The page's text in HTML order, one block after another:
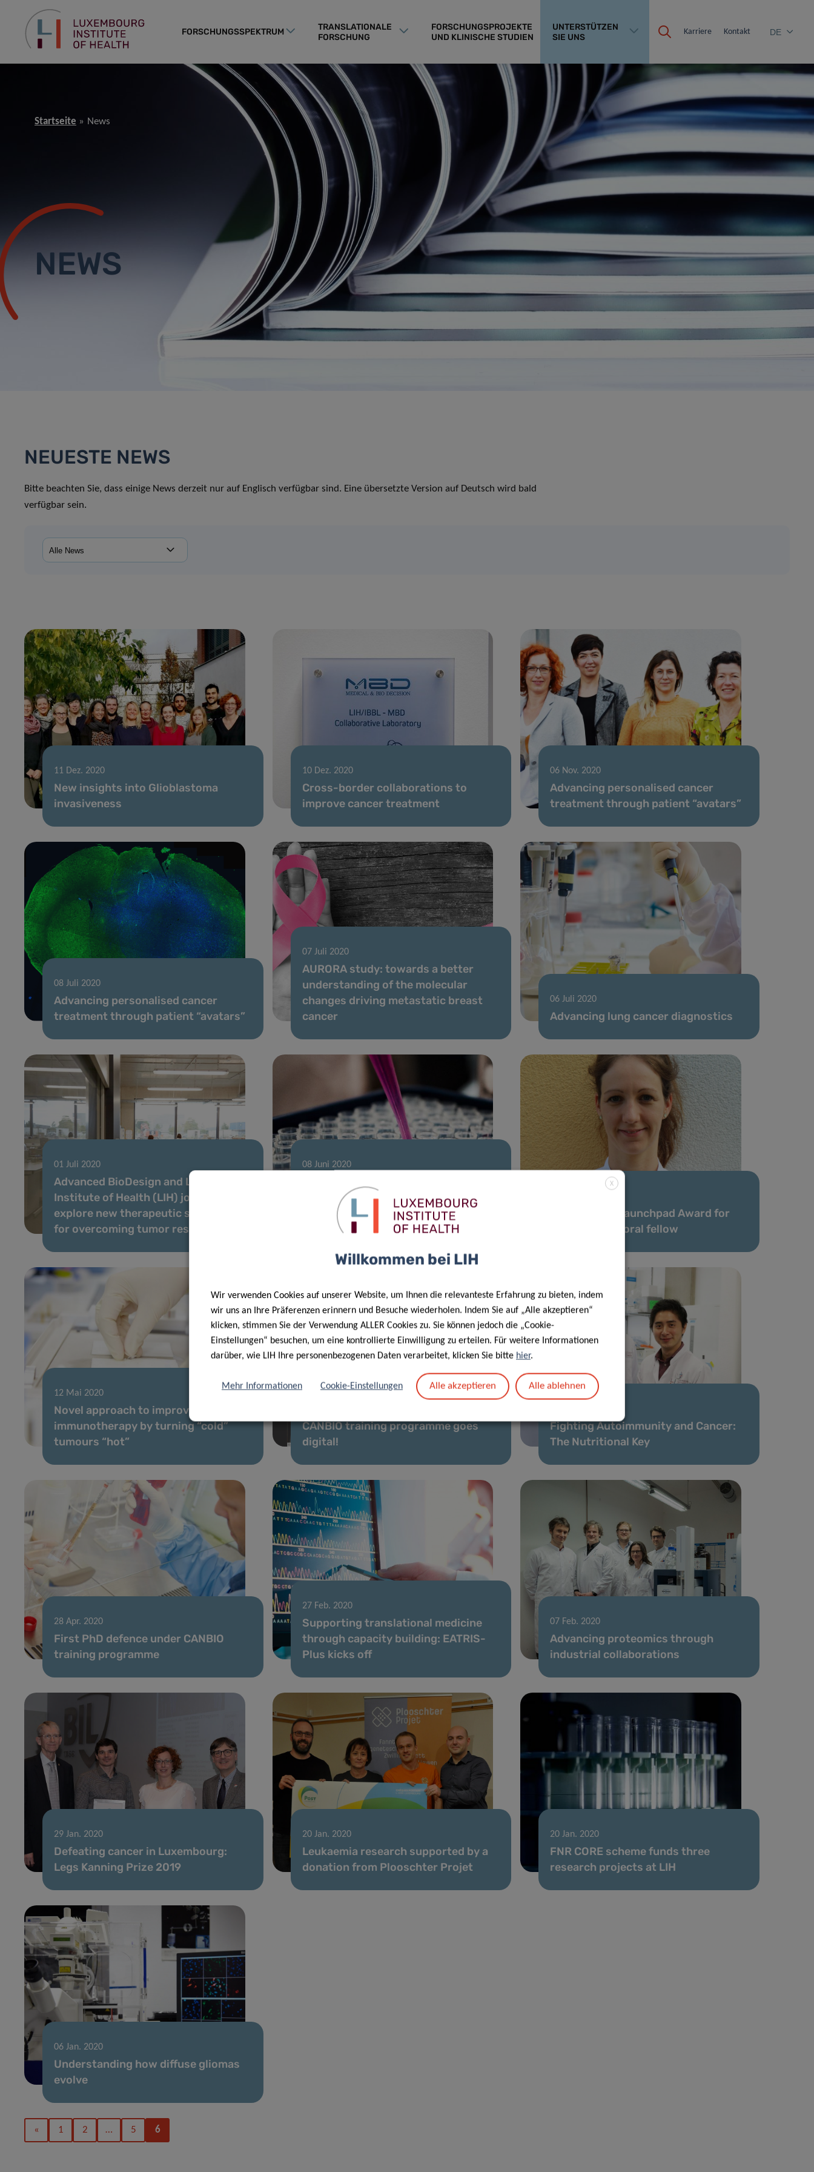
FORSCHUNGSSPEKTRUM
TRANSLATIONALE
FORSCHUNG
FORSCHUNGSPROJEKTE
UND KLINISCHE STUDIEN
UNTERSTÜTZEN
SIE UNS
Karriere Kontakt DE
Startseite News
NEWS
NEUESTE NEWS
Bitte beachten Sie, dass einige News derzeit nur auf Englisch verfügbar sind. Eine übersetzte Version auf Deutsch wird bald
verfügbar sein.
11 Dez. 2020
New insights into Glioblastoma
invasiveness
10 Dez. 2020
Cross-border collaborations to
improve cancer treatment
06 Nov. 2020
Advancing personalised cancer
treatment through patient “avatars”
08 Juli 2020
Advancing personalised cancer
treatment through patient “avatars”
07 Juli 2020
AURORA study: towards a better
understanding of the molecular
changes driving metastatic breast
cancer
06 Juli 2020
Advancing lung cancer diagnostics
01 Juli 2020
Advanced BioDesign and Luxembourg
Institute of Health (LIH) join forces to
explore new therapeutic strategies
for overcoming tumor resistance
08 Juni 2020
chemokine receptors in cancer: from
molecular biology to clinical
relevance and therapy
2020 Career Launchpad Award for
LIH post-doctoral fellow
12 Mai 2020
Novel approach to improve cancer
immunotherapy by turning “cold”
tumours “hot”
CANBIO training programme goes
digital!
Fighting Autoimmunity and Cancer:
The Nutritional Key
28 Apr. 2020
First PhD defence under CANBIO
training programme
27 Feb. 2020
Supporting translational medicine
through capacity building: EATRIS-
Plus kicks off
07 Feb. 2020
Advancing proteomics through
industrial collaborations
29 Jan. 2020
Defeating cancer in Luxembourg:
Legs Kanning Prize 2019
20 Jan. 2020
Leukaemia research supported by a
donation from Plooschter Projet
20 Jan. 2020
FNR CORE scheme funds three
research projects at LIH
06 Jan. 2020
Understanding how diffuse gliomas
evolve
« 1 2 … 5 6
X
Willkommen bei LIH
Wir verwenden Cookies auf unserer Website, um Ihnen die relevanteste Erfahrung zu bieten, indem
wir uns an Ihre Präferenzen erinnern und Besuche wiederholen. Indem Sie auf „Alle akzeptieren“
klicken, stimmen Sie der Verwendung ALLER Cookies zu. Sie können jedoch die „Cookie-
Einstellungen“ besuchen, um eine kontrollierte Einwilligung zu erteilen. Für weitere Informationen
darüber, wie LIH Ihre personenbezogenen Daten verarbeitet, klicken Sie bitte hier.
Mehr Informationen Cookie-Einstellungen Alle akzeptieren Alle ablehnen